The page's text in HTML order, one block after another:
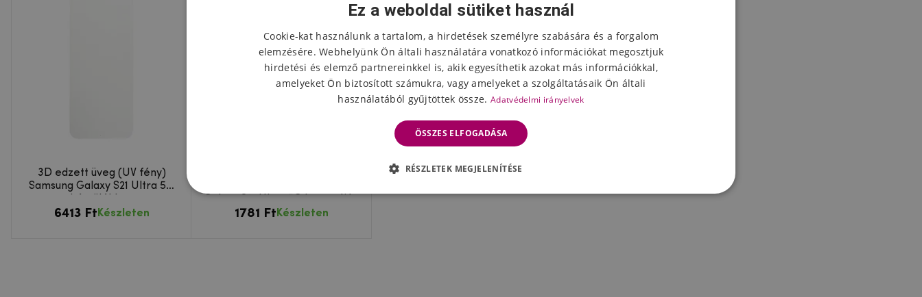
3D edzett üveg (UV fény)
Samsung Galaxy S21 Ultra 5G
6413 Ft Készleten 1781 Ft Készleten
Ez a weboldal sütiket használ
Cookie-kat használunk a tartalom, a hirdetések személyre szabására és a forgalom
elemzésére. Webhelyünk Ön általi használatára vonatkozó információkat megosztjuk
hirdetési és elemző partnereinkkel is, akik egyesíthetik azokat más információkkal,
amelyeket Ön biztosított számukra, vagy amelyeket a szolgáltatásaik Ön általi
használatából gyűjtöttek össze. Adatvédelmi irányelvek
ÖSSZES ELFOGADÁSA
RÉSZLETEK MEGJELENÍTÉSE